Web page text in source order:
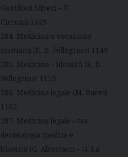
Gentiloni Silveri – V.
Cicconi) 1145
284. Medicina e vocazione
cristiana (E. D. Pellegrino) 1149
285. Medicina – identità (E. D.
Pellegrino) 1153
286. Medicina legale (M. Barni)
1162
287. Medicina legale – tra
deontologia medica e
bioetica (G. Albertacci – G. La